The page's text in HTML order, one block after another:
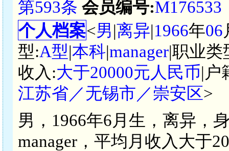
第593条 会员编号:M176533
个人档案<男|离异|1966年06
型:A型|本科|manager|职业类
收入:大于20000元人民币|户
江苏省／无锡市／崇安区>
男，1966年6月生，离异，
manager，平均月收入大于